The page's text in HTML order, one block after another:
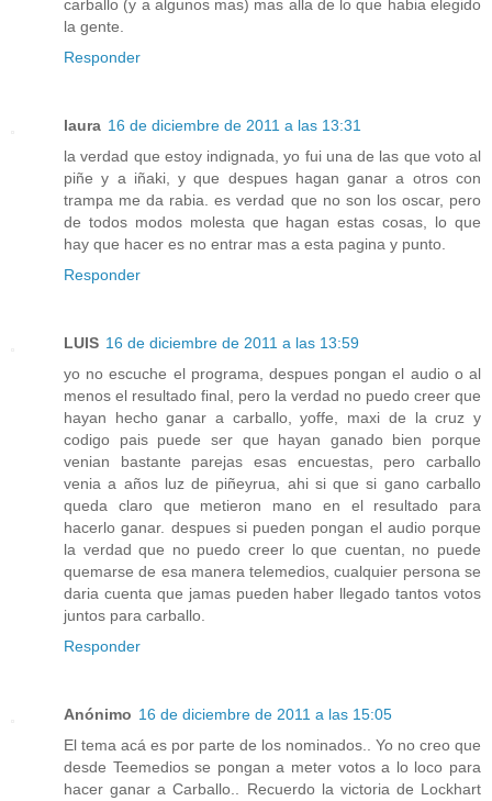
carballo (y a algunos mas) mas alla de lo que habia elegido
la gente.
Responder
laura 16 de diciembre de 2011 a las 13:31
la verdad que estoy indignada, yo fui una de las que voto al
piñe y a iñaki, y que despues hagan ganar a otros con
trampa me da rabia. es verdad que no son los oscar, pero
de todos modos molesta que hagan estas cosas, lo que
hay que hacer es no entrar mas a esta pagina y punto.
Responder
LUIS 16 de diciembre de 2011 a las 13:59
yo no escuche el programa, despues pongan el audio o al
menos el resultado final, pero la verdad no puedo creer que
hayan hecho ganar a carballo, yoffe, maxi de la cruz y
codigo pais puede ser que hayan ganado bien porque
venian bastante parejas esas encuestas, pero carballo
venia a años luz de piñeyrua, ahi si que si gano carballo
queda claro que metieron mano en el resultado para
hacerlo ganar. despues si pueden pongan el audio porque
la verdad que no puedo creer lo que cuentan, no puede
quemarse de esa manera telemedios, cualquier persona se
daria cuenta que jamas pueden haber llegado tantos votos
juntos para carballo.
Responder
Anónimo 16 de diciembre de 2011 a las 15:05
El tema acá es por parte de los nominados.. Yo no creo que
desde Teemedios se pongan a meter votos a lo loco para
hacer ganar a Carballo.. Recuerdo la victoria de Lockhart